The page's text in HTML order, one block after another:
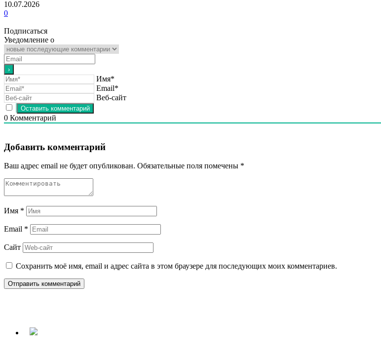
10.07.2026
0
Подписаться
Уведомление о
Имя*
Email*
Веб-сайт
0 Комментарий
Добавить комментарий
Ваш адрес email не будет опубликован. Обязательные поля помечены *
Имя *
Email *
Сайт
Сохранить моё имя, email и адрес сайта в этом браузере для последующих моих комментариев.